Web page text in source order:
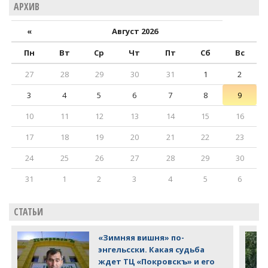
АРХИВ
«
Август 2026
Пн
Вт Ср Чт Пт Сб
Вс
27
28 29 30 31 1
2
3
4 5 6 7 8
9
10
11 12 13 14 15
16
17
18 19 20 21 22
23
24
25 26 27 28 29
30
31
1 2 3 4 5 6
СТАТЬИ
«Зимняя вишня» по-
энгельсски. Какая судьба
ждет ТЦ «Покровскъ» и его